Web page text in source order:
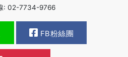
: 02-7734-9766
FB粉絲團